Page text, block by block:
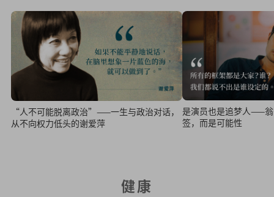
“人不可能脱离政治”——一生与政治对话，
从不向权力低头的谢爱萍
是演员也是追梦人——
签，而是可能性
健康